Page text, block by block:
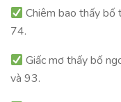
Chiêm bao thấy bố
74.
Giấc mơ thấy bố
và 93.